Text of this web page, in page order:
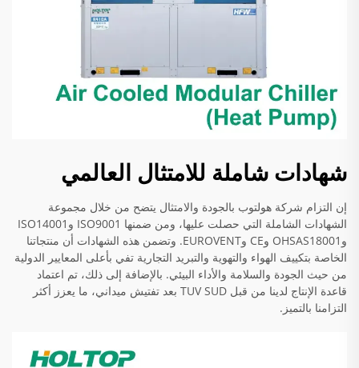
شهادات شاملة للامتثال العالمي
إن التزام شركة هولتوب بالجودة والامتثال يتضح من خلال مجموعة
الشهادات الشاملة التي حصلت عليها، ومن ضمنها ISO9001 وISO14001
وOHSAS18001 وCE وEUROVENT. وتضمن هذه الشهادات أن منتجاتنا
الخاصة بتكييف الهواء والتهوية والتبريد التجارية تفي بأعلى المعايير الدولية
من حيث الجودة والسلامة والأداء البيئي. بالإضافة إلى ذلك، تم اعتماد
قاعدة الإنتاج لدينا من قبل TUV SUD بعد تفتيش ميداني، ما يعزز أكثر
التزامنا بالتميز.